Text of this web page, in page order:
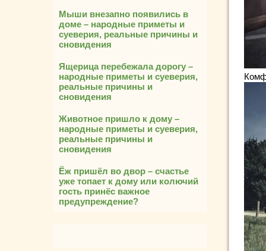
Мыши внезапно появились в
доме – народные приметы и
суеверия, реальные причины и
сновидения
Ящерица перебежала дорогу –
народные приметы и суеверия,
реальные причины и
сновидения
Животное пришло к дому –
народные приметы и суеверия,
реальные причины и
сновидения
Ёж пришёл во двор – счастье
уже топает к дому или колючий
гость принёс важное
предупреждение?